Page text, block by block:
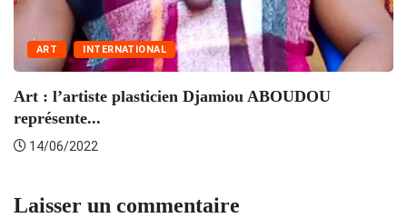
ART INTERNATIONAL
Art : l’artiste plasticien Djamiou ABOUDOU
représente...
14/06/2022
Laisser un commentaire